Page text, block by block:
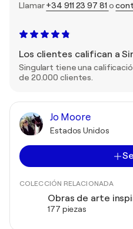
Llamar+34 911 23 97 81 o
Los clientes califican a
Singulart tiene una
de 20.000 clientes.
Jo Moore
Estados Unidos
COLECCIÓN RELACIONADA
Obras de arte
177 piezas